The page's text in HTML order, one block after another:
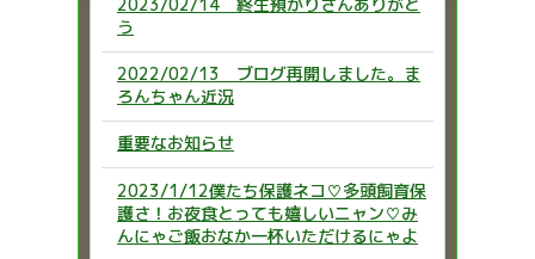
う
2022/02/13 ブログ再開しました。ま
ろんちゃん近況
重要なお知らせ
2023/1/12僕たち保護ネコ♡多頭飼育保
護さ！お夜食とっても嬉しいニャン♡み
んにゃご飯おなか一杯いただけるにゃよ